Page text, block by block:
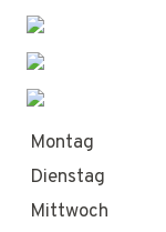
Montag
Dienstag
Mittwoch